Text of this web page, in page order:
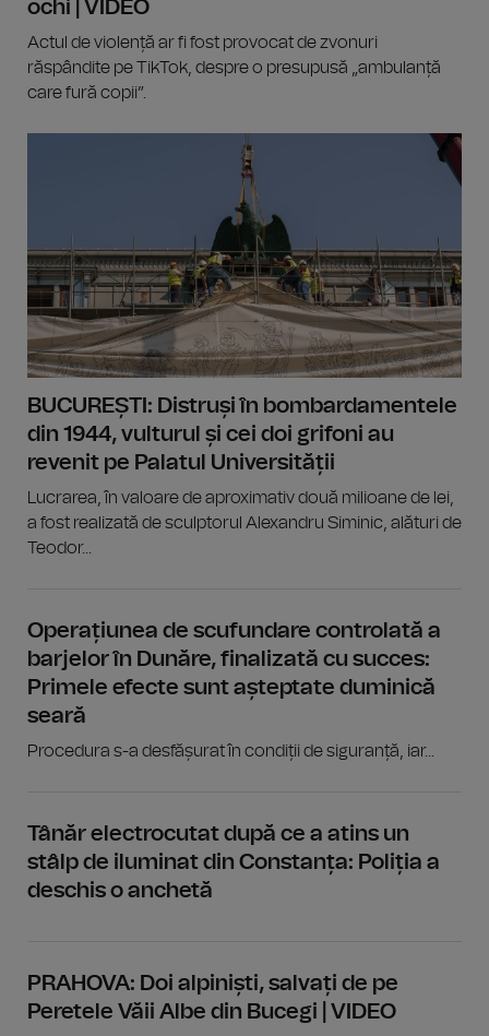
ochi | VIDEO
Actul de violență ar fi fost provocat de zvonuri
răspândite pe TikTok, despre o presupusă „ambulanță
care fură copii”.
BUCUREȘTI: Distruși în bombardamentele
din 1944, vulturul și cei doi grifoni au
revenit pe Palatul Universității
Lucrarea, în valoare de aproximativ două milioane de lei,
a fost realizată de sculptorul Alexandru Siminic, alături de
Teodor...
Operațiunea de scufundare controlată a
barjelor în Dunăre, finalizată cu succes:
Primele efecte sunt așteptate duminică
seară
Procedura s-a desfășurat în condiții de siguranță, iar...
Tânăr electrocutat după ce a atins un
stâlp de iluminat din Constanța: Poliția a
deschis o anchetă
PRAHOVA: Doi alpiniști, salvați de pe
Peretele Văii Albe din Bucegi | VIDEO